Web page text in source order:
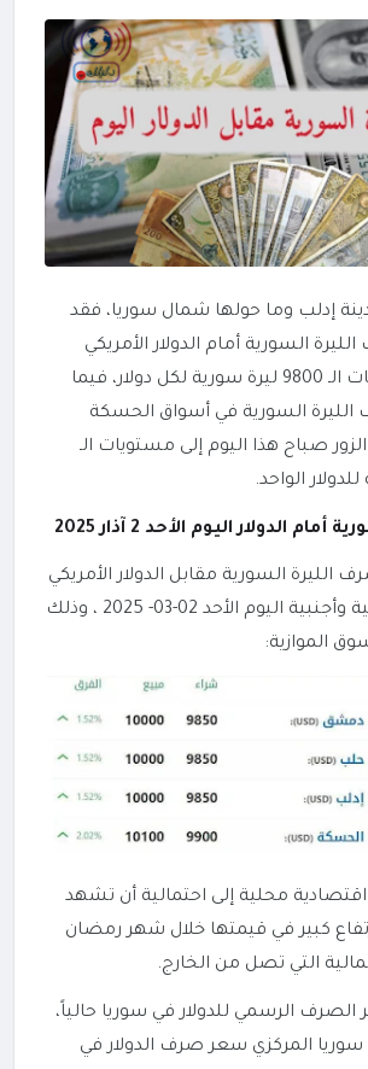
إدلب وما حولها شمال سوريا، فقد
السورية أمام الدولار الأمريكي
اليوم إلى مستويات الـ 9800 ليرة سورية لكل دولار، فيما
السورية في أسواق الحسكة
صباح هذا اليوم إلى مستويات الـ
الدولار اليوم الأحد 2 آذار 2025
الليرة السورية مقابل الدولار الأمريكي
وعدة عملات عربية وأجنبية اليوم الأحد 02-03- 2025 ، وذلك
الموازية:
محلية إلى احتمالية أن تشهد
كبير في قيمتها خلال شهر رمضان
التي تصل من الخارج.
الرسمي للدولار في سوريا حالياً،
المركزي سعر صرف الدولار في